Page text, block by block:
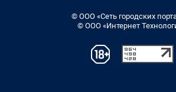
© ООО «Сеть городских
© ООО «Интернет